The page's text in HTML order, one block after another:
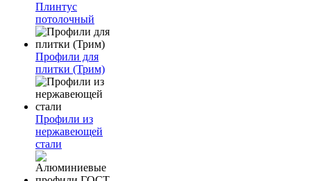
Плинтус
потолочный
Профили для
плитки (Трим)
Профили из
нержавеющей
стали